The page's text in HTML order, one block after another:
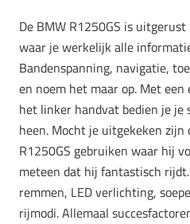
De BMW R1250GS is
waar je werkelijk alle
Bandenspanning, navigatie,
en noem het maar op. Met
het linker handvat bedien je je
heen. Mocht je uitgekeken zijn
R1250GS gebruiken waar hij
meteen dat hij fantastisch
remmen, LED verlichting,
rijmodi. Allemaal